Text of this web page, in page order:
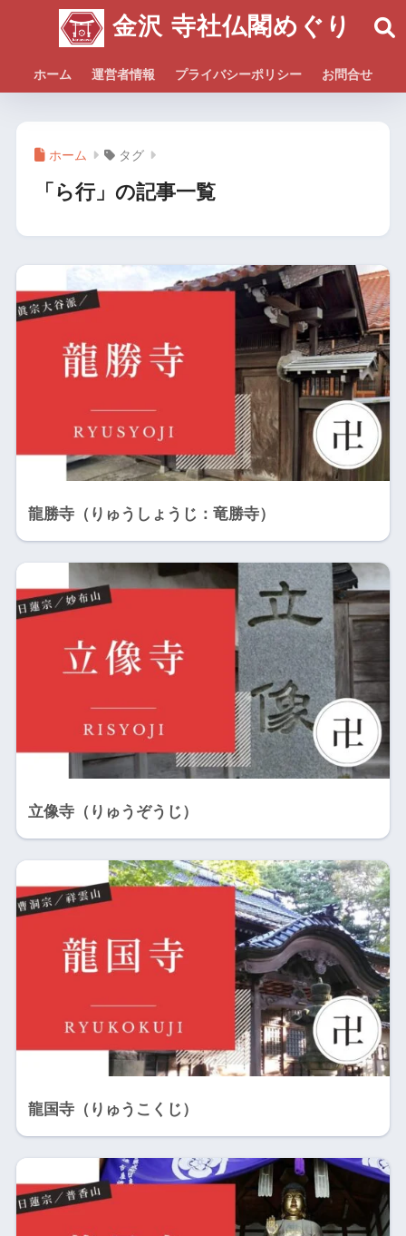
金沢 寺社仏閣めぐり
ホーム 運営者情報 プライバシーポリシー お問合せ
ホーム タグ
「ら行」の記事一覧
龍勝寺（りゅうしょうじ：竜勝寺）
立像寺（りゅうぞうじ）
龍国寺（りゅうこくじ）